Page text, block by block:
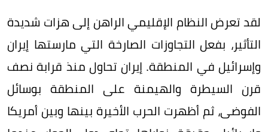
لقد تعرض النظام الإقليمي الراهن إلى هزات شديدة
التأثير، بفعل التجاوزات الصارخة التي مارستها إيران
وإسرائيل في المنطقة. إيران تحاول منذ قرابة نصف
قرن السيطرة والهيمنة على المنطقة بوسائل
الفوضى، ثم أظهرت الحرب الأخيرة بينها وبين أمريكا